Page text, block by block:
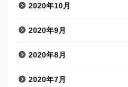
2020年10月
2020年9月
2020年8月
2020年7月